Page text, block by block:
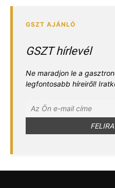
GSZT hírlevél
Ne maradjon le a
legfontosabb híreiről!